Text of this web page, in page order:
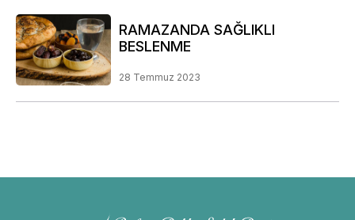
RAMAZANDA SAĞLIKLI
BESLENME
28 Temmuz 2023